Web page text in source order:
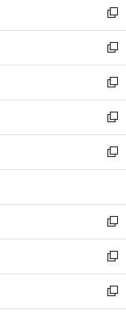
く
で
開
く
ド
ウ
で
開
く
ィ
ン
ド
ウ
で
開
く
い
ウ
ィ
ン
ド
ウ
で
開
く
新
し
い
ウ
ィ
ン
ド
ウ
で
開
新
し
い
ウ
ィ
ン
ド
ウ
開
く
新
し
い
ウ
ィ
ン
ウ
で
開
く
新
し
い
ウ
ン
ド
ウ
で
開
く
新
し
ウ
ィ
ン
ド
ウ
で
開
新
し
い
ウ
ィ
ン
新
し
い
ウ
新
し